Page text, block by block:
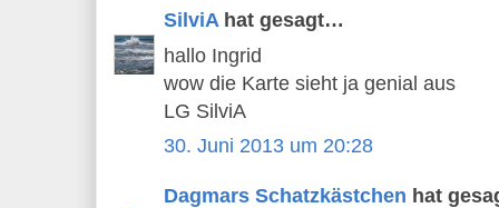
SilviAhat gesagt…
hallo Ingrid
wow die Karte sieht ja genial aus
LG SilviA
30. Juni 2013 um 20:28
Dagmars Schatzkästchen hat